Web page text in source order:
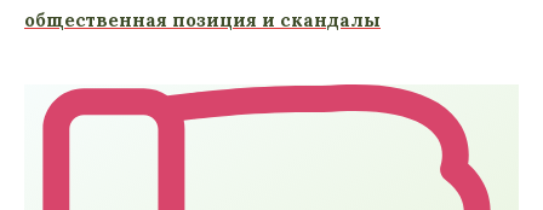
общественная позиция и скандалы